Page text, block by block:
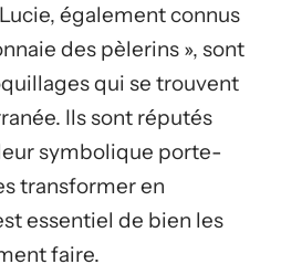
également connus
des pèlerins », sont
qui se trouvent
Ils sont réputés
symbolique porte-
transformer en
essentiel de bien les
faire.